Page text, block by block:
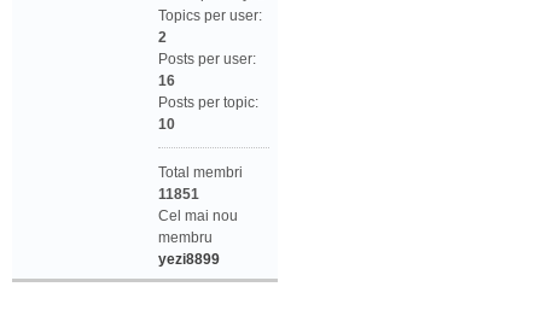
Topics per user:
2
Posts per user:
16
Posts per topic:
10
Total membri
11851
Cel mai nou
membru
yezi8899